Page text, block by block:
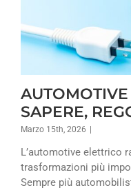
AUTOMOTIVE
SAPERE,
Marzo 15th, 2026
L’automotive elettrico
trasformazioni più
Sempre più